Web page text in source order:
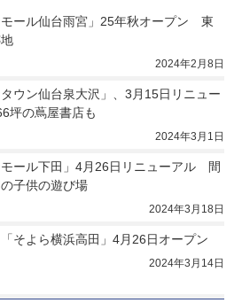
モール仙台雨宮」25年秋オープン　東
2024年2月8日
タウン仙台泉大沢」、3月15日リニュー
坪の蔦屋書店も
2024年3月1日
モール下田」4月26日リニューアル　間
子供の遊び場
2024年3月18日
そよら横浜高田」4月26日オープン
2024年3月14日